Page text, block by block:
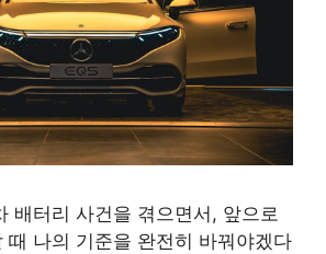
배터리 사건을 겪으면서, 앞으로
때 나의 기준을 완전히 바꿔야겠다